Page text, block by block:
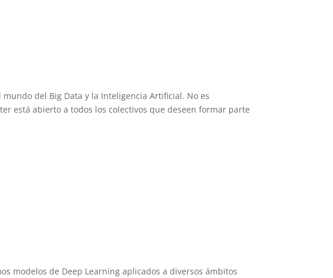
del Big Data y la Inteligencia Artificial. No es
está abierto a todos los colectivos que deseen formar parte
modelos de Deep Learning aplicados a diversos ámbitos